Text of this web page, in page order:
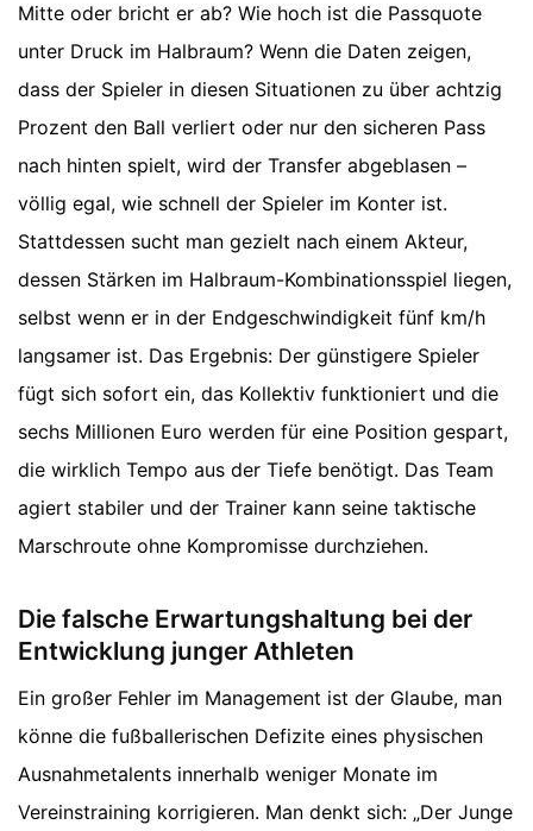
Mitte oder bricht er ab? Wie hoch ist die Passquote
unter Druck im Halbraum? Wenn die Daten zeigen,
dass der Spieler in diesen Situationen zu über achtzig
Prozent den Ball verliert oder nur den sicheren Pass
nach hinten spielt, wird der Transfer abgeblasen –
völlig egal, wie schnell der Spieler im Konter ist.
Stattdessen sucht man gezielt nach einem Akteur,
dessen Stärken im Halbraum-Kombinationsspiel liegen,
selbst wenn er in der Endgeschwindigkeit fünf km/h
langsamer ist. Das Ergebnis: Der günstigere Spieler
fügt sich sofort ein, das Kollektiv funktioniert und die
sechs Millionen Euro werden für eine Position gespart,
die wirklich Tempo aus der Tiefe benötigt. Das Team
agiert stabiler und der Trainer kann seine taktische
Marschroute ohne Kompromisse durchziehen.
Die falsche Erwartungshaltung bei der
Entwicklung junger Athleten
Ein großer Fehler im Management ist der Glaube, man
könne die fußballerischen Defizite eines physischen
Ausnahmetalents innerhalb weniger Monate im
Vereinstraining korrigieren. Man denkt sich: „Der Junge